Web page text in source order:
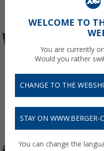
WELCOME TO
You are currently
Would you rather
CHANGE TO THE
STAY ON WWW.BERGER-
You can change the